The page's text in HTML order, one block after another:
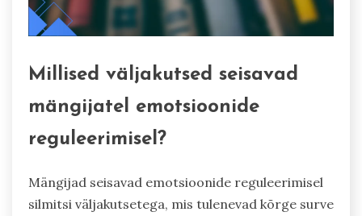
Millised väljakutsed seisavad
mängijatel emotsioonide
reguleerimisel?
Mängijad seisavad emotsioonide reguleerimisel
silmitsi väljakutsetega, mis tulenevad kõrge surve